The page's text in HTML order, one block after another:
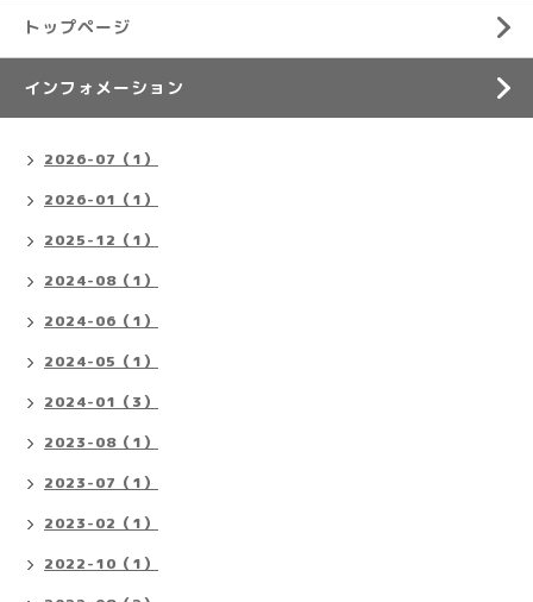
トップページ
インフォメーション
2026-07（1）
2026-01（1）
2025-12（1）
2024-08（1）
2024-06（1）
2024-05（1）
2024-01（3）
2023-08（1）
2023-07（1）
2023-02（1）
2022-10（1）